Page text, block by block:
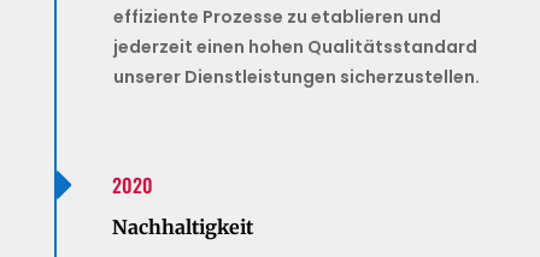
effiziente Prozesse zu etablieren und
jederzeit einen hohen Qualitätsstandard
unserer Dienstleistungen sicherzustellen.
 2020
Nachhaltigkeit